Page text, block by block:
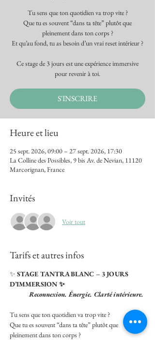
Tu sens que ton quotidien va trop vite ?
Que tu es souvent “dans ta tête” plutôt que
pleinement dans ton corps ?
Et qu’au fond, tu as besoin d’un vrai reset intérieur ?
Ce stage de 3 jours est une expérience immersive
pour revenir à toi.
S'INSCRIRE
Heure et lieu
25 sept. 2026, 09:00 – 27 sept. 2026, 17:30
La Colline des Possibles, 9 bis Av. de Nevian, 11120
Marcorignan, France
Invités
Voir tout
Tarifs et autres infos
✨ STAGE TANTRA BLANC – 3 JOURS
D’IMMERSION ✨
Reconnexion. Énergie. Clarté intérieure.
Tu sens que ton quotidien va trop vite ?
Que tu es souvent “dans ta tête” plutôt que
pleinement dans ton corps ?